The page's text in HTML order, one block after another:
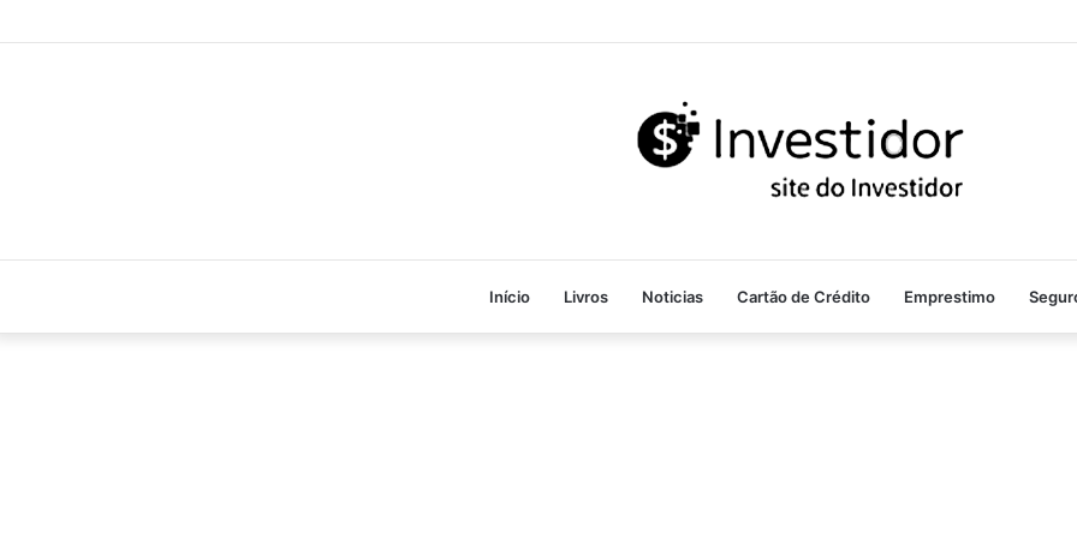
Início Livros Noticias Cartão de Crédito Emprestimo